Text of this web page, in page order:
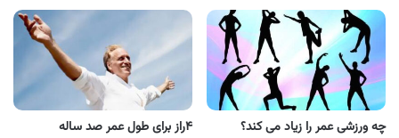
چه ورزشی عمر را زیاد می کند؟ ۴راز برای طول عمر صد ساله